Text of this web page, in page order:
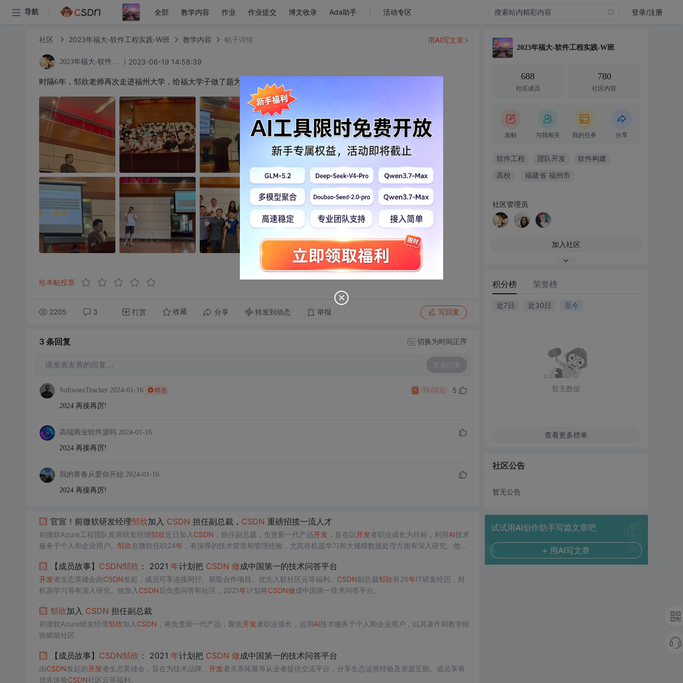
导航 全部 教学内容 作业 作业提交 博文收录 Ada助手 活动专区 登录/注册
社区 2023年福大-软件工程实践-W班 教学内容 帖子详情
2023年福大-软件工程实践-W班 2023-06-19 14:58:39
时隔6年，邹欣老师再次走进福州大学，给福大学子做了题为“CSDN进福大--AI大潮下的软件教育与开发”讲座。
给本帖投票
2205 3 打赏 收藏 分享 转发到动态 举报 写回复
用AI写文章
3 条回复 切换为时间正序
请发表友善的回复… 发表回复
SoftwareTeacher 2024-01-16 精选 15.00元 5
2024 再接再厉!
高端商业软件源码 2024-01-16
2024 再接再厉!
我的青春从爱你开始 2024-01-16
2024 再接再厉!
官宣！前微软研发经理邹欣加入 CSDN 担任副总裁， CSDN 重磅招揽一流人才
前微软Azure工程团队首席研发经理邹欣近日加入 CSDN ，担任副总裁，负责新一代产品开发，旨在以开发者职业成长为目标，利用AI技术
服务于个人和企业用户。 邹欣在微软任职24年，有深厚的技术背景和管理经验，尤其在机器学习和大规模数据处理方面有深入研究。他曾
SDN
将打造开发者的云服务平台，提升开发者技能和企业研发效率。
【成员故事】 CSDN邹欣 ： 2021 年计划把 CSDN 做成中国第一的技术问答平台
开发者生态英雄会由CSDN发起，成员可享连接同行、获取合作项目、优先入驻社区云等福利。 CSDN副总裁邹欣有25年IT研发经历，对
机器学习等有深入研究。他加入 CSDN后负责问答和社区，2021年计划将CSDN做成中国第一技术问答平台。
邹欣加入 CSDN 担任副总裁
前微软Azure研发经理邹欣加入 CSDN ，将负责新一代产品，聚焦开发者职业成长，运用AI技术服务于个人和企业用户，以其著作和教学经
验赋能社区
【成员故事】 CSDN邹欣 ： 2021 年计划把 CSDN 做成中国第一的技术问答平台
由CSDN发起的开发者生态英雄会，旨在为技术品牌、 开发者关系拓展等从业者提供交流平台，分享生态运营经验及资源互助。成员享有
优先体验CSDN社区云等福利。
2023年福大-软件工程实践-W班
688
社区成员
780
社区内容
发帖 与我相关 我的任务 分享
软件工程 团队开发 软件构建
高校 福建省·福州市
社区管理员
加入社区
积分榜 荣誉榜
近7日 近30日 至今
暂无数据
查看更多榜单
社区公告
暂无公告
试试用AI创作助手写篇文章吧
+ 用AI写文章